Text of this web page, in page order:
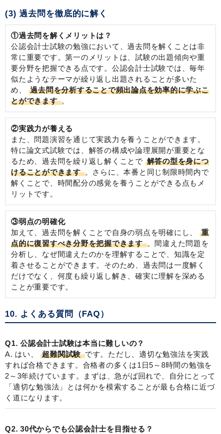
(3) 過去問を徹底的に解く
①過去問を解くメリットは？
公認会計士試験の勉強において、過去問を解くことは非
常に重要です。第一のメリットは、試験の出題傾向や重
要分野を把握できる点です。公認会計士試験では、毎年
似たようなテーマが繰り返し出題されることが多いた
め、過去問を分析することで頻出論点を効率的に学ぶこ
とができます 。
②実践力が養える
また、問題演習を通じて実践力を養うことができます。
特に論文式試験では、解答の構成や論理展開が重要とな
るため、過去問を繰り返し解くことで 解答の型を身につ
けることができます。さらに、本番と同じ制限時間内で
解くことで、時間配分の感覚を養うことができる点もメ
リットです。
③弱点の明確化
加えて、過去問を解くことで自身の弱点を明確にし、
重
点的に復習すべき分野を把握できます。間違えた問題を
分析し、なぜ間違えたのかを理解することで、知識を定
着させることができます。そのため、過去問は一度解く
だけでなく、何度も繰り返し解き、確実に理解を深める
ことが重要です。
10. よくある質問（FAQ）
Q1. 公認会計士試験は本当に難しいの？
A. はい、超難関試験です。ただし、適切な勉強法を実践
すれば合格できます。合格者の多くは1日5～8時間の勉強を
2～3年続けています。まずは、急がば回れで、自分にとって
「適切な勉強法」とは何かを模索することが最も合格に近づ
く道になります。
Q2. 30代からでも公認会計士を目指せる？